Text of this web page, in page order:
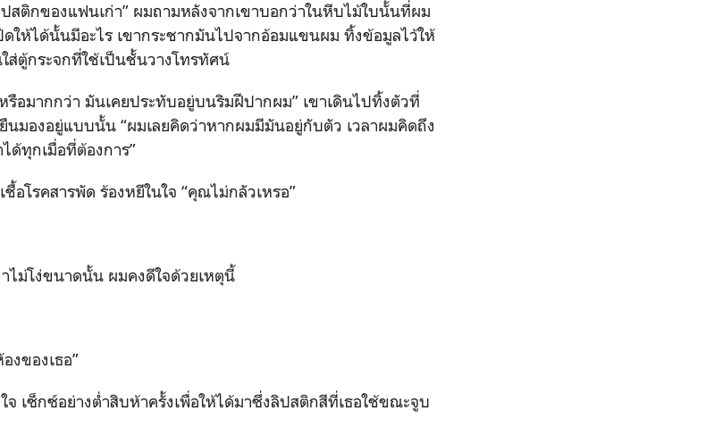
สติกของแฟนเก่า” ผมถามหลังจากเขาบอกว่าในหีบไม้ใบนั้นที่ผม
ดให้ได้นั้นมีอะไร เขากระชากมันไปจากอ้อมแขนผม ทิ้งข้อมูลไว้ให้
ส่ตู้กระจกที่ใช้เป็นชั้นวางโทรทัศน์
รือมากกว่า มันเคยประทับอยู่บนริมฝีปากผม” เขาเดินไปทิ้งตัวที่
มองอยู่แบบนั้น “ผมเลยคิดว่าหากผมมีมันอยู่กับตัว เวลาผมคิดถึง
ด้ทุกเมื่อที่ต้องการ”
อโรคสารพัด ร้องหยีในใจ “คุณไม่กลัวเหรอ”
ไม่โง่ขนาดนั้น ผมคงดีใจด้วยเหตุนี้
งของเธอ”
เซ็กซ์อย่างต่ำสิบห้าครั้งเพื่อให้ได้มาซึ่งลิปสติกสีที่เธอใช้ขณะจูบ